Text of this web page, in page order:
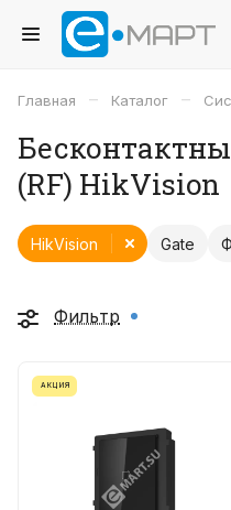
Главная – Каталог –
(RF) HikVision
Gate
HikVision
Фильтр
АКЦИЯ